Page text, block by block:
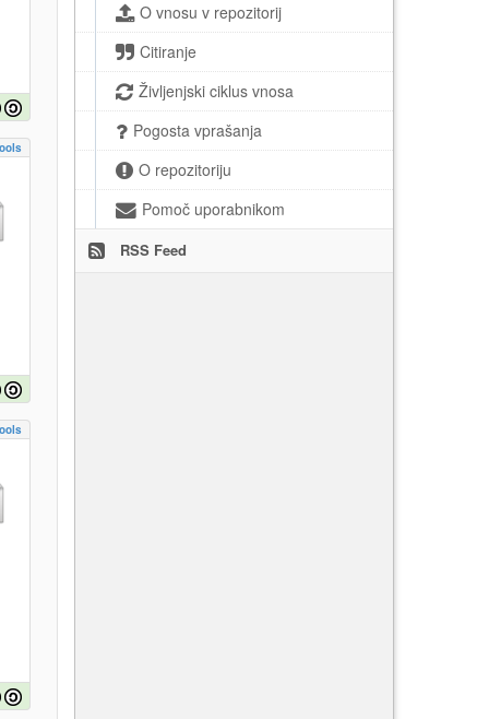
O vnosu v repozitorij
Citiranje
Življenjski ciklus vnosa
Pogosta vprašanja
O repozitoriju
Pomoč uporabnikom
RSS Feed